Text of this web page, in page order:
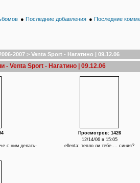
● Последние добавления ● Последние
2007 > Venta Sport - Нагатино | 09.12.06
- Venta Sport - Нагатино | 09.12.06
с ним делать-
Просмотров: 1426
12/14/06 в 15:05
ellenta: тепло ли тебе.... синяя?